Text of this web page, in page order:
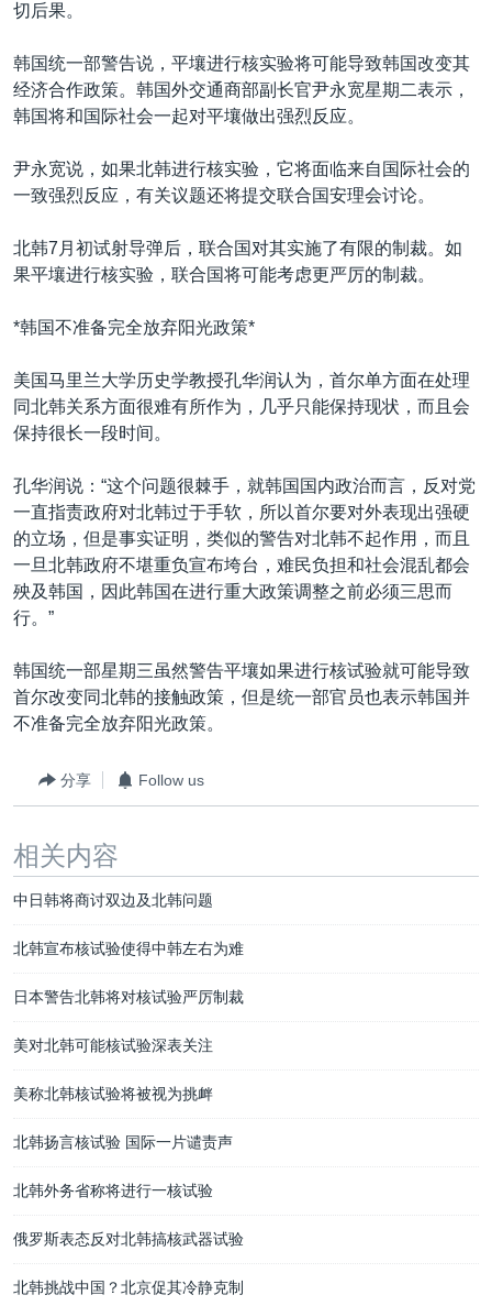
切后果。
韩国统一部警告说，平壤进行核实验将可能导致韩国改变其
经济合作政策。韩国外交通商部副长官尹永宽星期二表示，
韩国将和国际社会一起对平壤做出强烈反应。
尹永宽说，如果北韩进行核实验，它将面临来自国际社会的
一致强烈反应，有关议题还将提交联合国安理会讨论。
北韩7月初试射导弹后，联合国对其实施了有限的制裁。如
果平壤进行核实验，联合国将可能考虑更严厉的制裁。
*韩国不准备完全放弃阳光政策*
美国马里兰大学历史学教授孔华润认为，首尔单方面在处理
同北韩关系方面很难有所作为，几乎只能保持现状，而且会
保持很长一段时间。
孔华润说：“这个问题很棘手，就韩国国内政治而言，反对党
一直指责政府对北韩过于手软，所以首尔要对外表现出强硬
的立场，但是事实证明，类似的警告对北韩不起作用，而且
一旦北韩政府不堪重负宣布垮台，难民负担和社会混乱都会
殃及韩国，因此韩国在进行重大政策调整之前必须三思而
行。”
韩国统一部星期三虽然警告平壤如果进行核试验就可能导致
首尔改变同北韩的接触政策，但是统一部官员也表示韩国并
不准备完全放弃阳光政策。
分享 Follow us
相关内容
中日韩将商讨双边及北韩问题
北韩宣布核试验使得中韩左右为难
日本警告北韩将对核试验严厉制裁
美对北韩可能核试验深表关注
美称北韩核试验将被视为挑衅
北韩扬言核试验 国际一片谴责声
北韩外务省称将进行一核试验
俄罗斯表态反对北韩搞核武器试验
北韩挑战中国？北京促其冷静克制